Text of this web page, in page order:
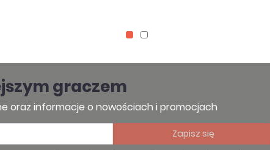
graczem
oraz informacje o nowościach i promocjach